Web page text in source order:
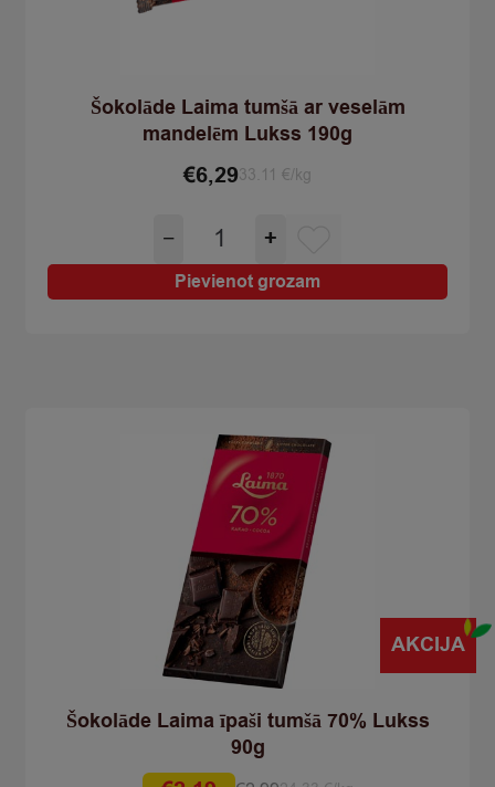
Šokolāde Laima tumšā ar veselām
mandelēm Lukss 190g
€6,2933.11 €/kg
−
Šokolāde
Laima
tumšā
ar
quantity
+
Pievienot grozam
Šokolāde Laima īpaši tumšā 70% Lukss
90g
AKCIJA